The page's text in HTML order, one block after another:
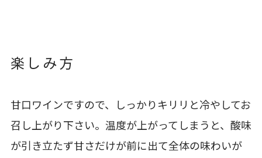
楽しみ方
甘口ワインですので、しっかりキリリと冷やしてお
召し上がり下さい。温度が上がってしまうと、酸味
が引き立たず甘さだけが前に出て全体の味わいが